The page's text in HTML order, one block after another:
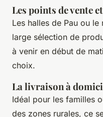
Les points de vente
Les halles de Pau ou le
large sélection de
à venir en début de
choix.
La livraison à
Idéal pour les familles
des zones rurales, ce